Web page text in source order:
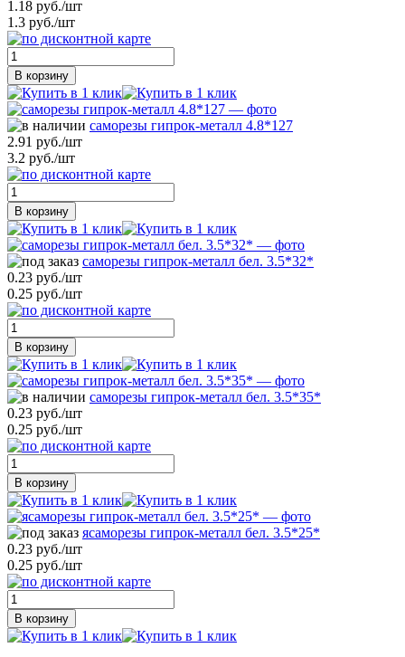
1.18 руб./шт
1.3 руб./шт
В корзину
саморезы гипрок-металл 4.8*127
2.91 руб./шт
3.2 руб./шт
В корзину
саморезы гипрок-металл бел. 3.5*32*
0.23 руб./шт
0.25 руб./шт
В корзину
саморезы гипрок-металл бел. 3.5*35*
0.23 руб./шт
0.25 руб./шт
В корзину
ясаморезы гипрок-металл бел. 3.5*25*
0.23 руб./шт
0.25 руб./шт
В корзину